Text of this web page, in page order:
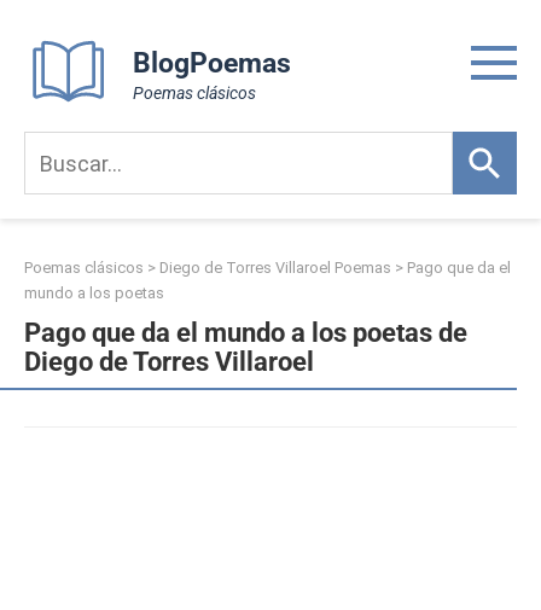
content
BlogPoemas
Poemas clásicos
Poemas clásicos > Diego de Torres Villaroel Poemas > Pago que da el
mundo a los poetas
Pago que da el mundo a los poetas de
Diego de Torres Villaroel